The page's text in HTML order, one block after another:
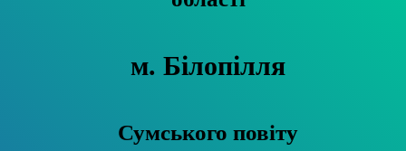
м. Білопілля
Сумського повіту